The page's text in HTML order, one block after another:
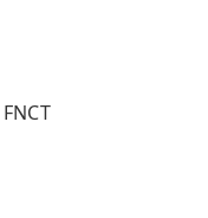
FNCT